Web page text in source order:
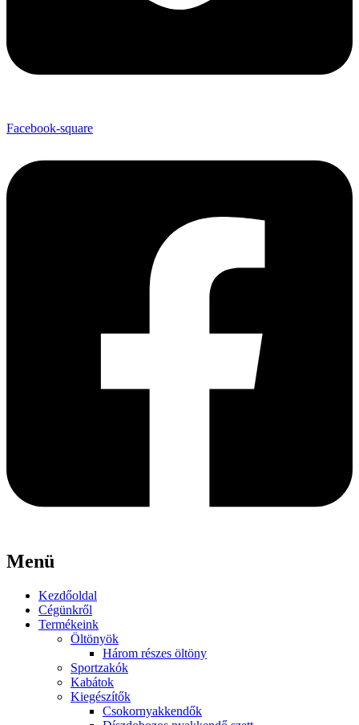
Facebook-square
Menü
Kezdőoldal
Cégünkről
Termékeink
Öltönyök
Három részes öltöny
Sportzakók
Kabátok
Kiegészítők
Csokornyakkendők